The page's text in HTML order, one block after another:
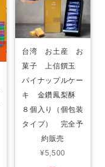
台湾 お土産 お
菓子 上信饌玉
パイナップルケー
キ 金鑽鳳梨酥
８個入り（個包装
タイプ） 完全予
約販売
¥5,500